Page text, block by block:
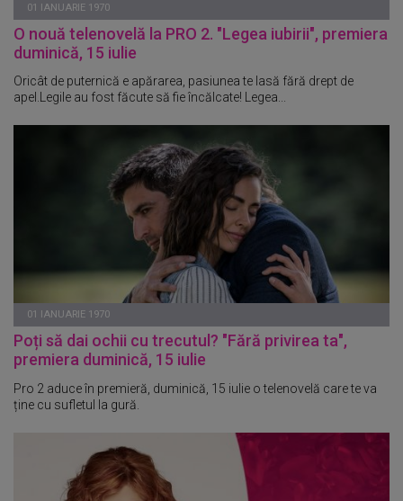
01 IANUARIE 1970
O nouă telenovelă la PRO 2. "Legea iubirii", premiera
duminică, 15 iulie
Oricât de puternică e apărarea, pasiunea te lasă fără drept de
apel.Legile au fost făcute să fie încălcate! Legea...
01 IANUARIE 1970
Poți să dai ochii cu trecutul? "Fără privirea ta",
premiera duminică, 15 iulie
Pro 2 aduce în premieră, duminică, 15 iulie o telenovelă care te va
ține cu sufletul la gură.